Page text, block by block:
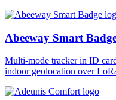
Abeeway Smart
Multi-mode tracker in ID
indoor geolocation over